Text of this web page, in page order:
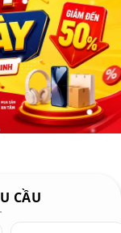
CẦU